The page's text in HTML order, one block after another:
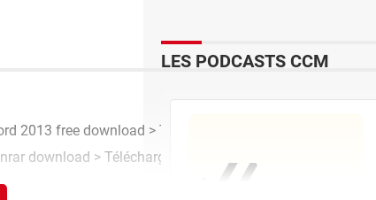
2013 free download > Télécharger - Traitement de texte
download > Télécharger - Compression & Décompression
LES PODCASTS CCM